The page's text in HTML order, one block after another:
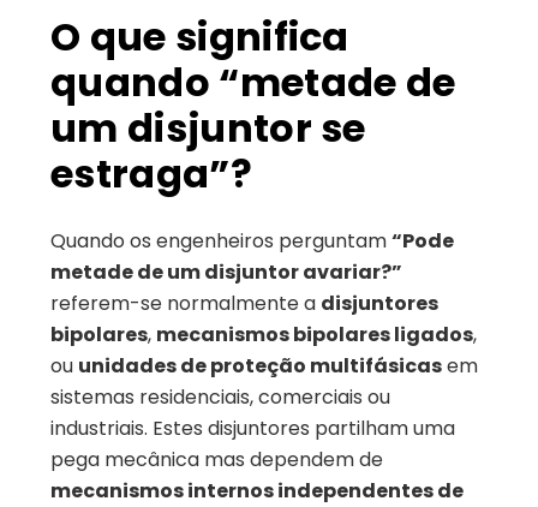
O que significa
quando “metade de
um disjuntor se
estraga”?
Quando os engenheiros perguntam“Pode
metade de um disjuntor avariar?”
referem-se normalmente a disjuntores
bipolares, mecanismos bipolares ligados,
ou unidades de proteção multifásicasem
sistemas residenciais, comerciais ou
industriais. Estes disjuntores partilham uma
pega mecânica mas dependem de
mecanismos internos independentes de